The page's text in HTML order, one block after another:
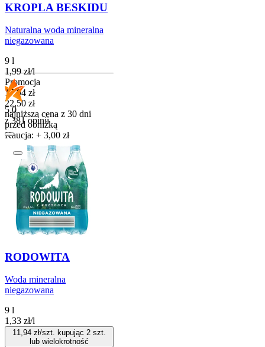
KROPLA BESKIDU
Naturalna woda mineralna
niegazowana
9 l
1,99 zł/l
Promocja
Cena promocyjna
17,94 zł
22,50 zł
najniższa cena z 30 dni
przed obniżką
Kaucja: + 3,00 zł
Do koszyka
5.0
z 381 opinii
RODOWITA
Woda mineralna
niegazowana
9 l
1,33 zł/l
11,94 zł/szt. kupując 2 szt.
lub wielokrotność